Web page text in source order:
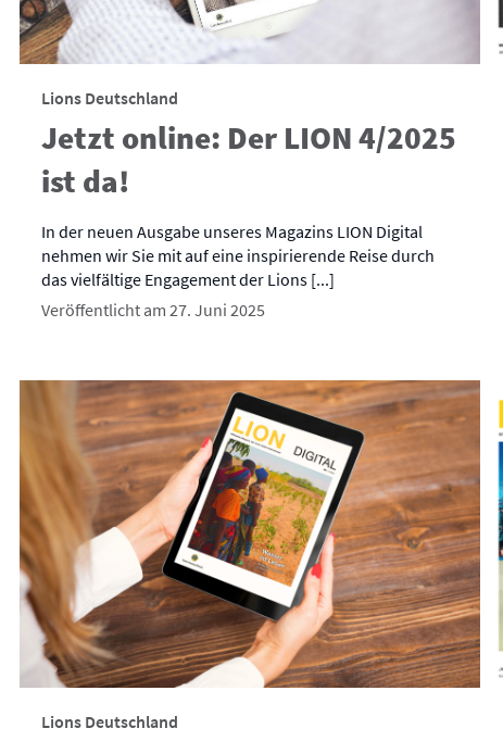
Lions Deutschland
Jetzt online: Der LION 4/2025
ist da!
In der neuen Ausgabe unseres Magazins LION Digital
nehmen wir Sie mit auf eine inspirierende Reise durch
das vielfältige Engagement der Lions [...]
Veröffentlicht am 27. Juni 2025
Lions Deutschland